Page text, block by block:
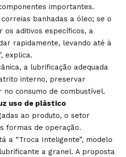
importantes.
banhadas a óleo; se o
os aditivos específicos, a
rapidamente, levando até à
explica.
a lubrificação adequada
interno, preservar
no consumo de combustível.
uso de plástico
ao produto, o setor
formas de operação.
a “Troca Inteligente”, modelo
a granel. A proposta